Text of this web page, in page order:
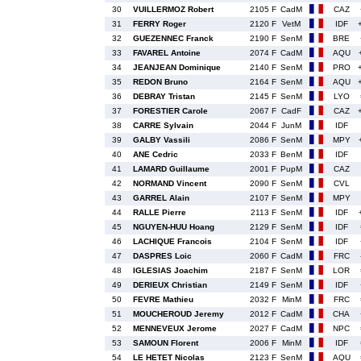
30 VUILLERMOZ Robert 2105 F CadM CAZ
31
FERRY Roger 2120 F VetM IDF
32
GUEZENNEC Franck 2190 F SenM BRE
33
FAVAREL Antoine 2074 F CadM AQU
34
JEANJEAN Dominique 2140 F SenM PRO
35
REDON Bruno 2164 F SenM AQU
36
DEBRAY Tristan 2145 F SenM LYO
37
FORESTIER Carole 2067 F CadF CAZ
38
CARRE Sylvain 2044 F JunM
IDF
39
GALBY Vassili 2086 F SenM MPY
40
ANE Cedric 2033 F BenM
IDF
41
LAMARD Guillaume 2001 F PupM
CAZ
42
NORMAND Vincent 2090 F SenM
CVL
43
GARREL Alain 2107 F SenM
MPY
44
RALLE Pierre 2113 F SenM IDF
45
NGUYEN-HUU Hoang 2129 F SenM IDF
46
LACHIQUE Francois 2104 F SenM IDF
47
DASPRES Loic 2060 F CadM FRC
48
IGLESIAS Joachim 2187 F SenM LOR
49
DERIEUX Christian 2149 F SenM IDF
50
FEVRE Mathieu 2032 F MinM FRC
51
MOUCHEROUD Jeremy 2012 F CadM CHA
52
MENNEVEUX Jerome 2027 F CadM NPC
53
SAMOUN Florent 2006 F MinM IDF
54
LE HETET Nicolas 2123 F SenM AQU